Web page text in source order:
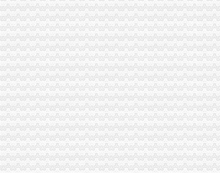
纳雍县煤炭产量税费监控系统及税费征收管理暂行办法_互动百科
主题：大骨节|源世界
河南一企业非法采矿将执法干部到昏住院——中新网
中国·平凉门户网站留言
延长油田股份有限公司定边采油厂注水井井口安装精细过滤器改造项目
天山纺织：发行股份购买资产暨关联交易报告书（草案）_股票频道_
广西壮族自区地方税务局关于印发若干税收政策和征管问题解答的通
贵州省地方税务局关于印发《贵州省地方税务局煤炭税收征收管理办法
突查耒小煤矿湖南煤矿安全耒监察执法记_产经观察_财经纵横_新
社区巾帼文明岗事迹材料5篇汇集_政学科网
社区巾帼文明岗事迹材料5篇汇集_化学学科网
申请再审人黄炳贵、曹美慧、黄壬贵、曹美东因与被申请人湖南省永兴
河南一家公司非法采矿殴执法干部_中国经济网——国家经济门户
广西壮族自区地方税务局关于印发若干税收政策和征管问题解答的通知
煤炭生产流程第一文库网
重庆水泵厂有限责任公司卧式数控车床采购（第三次）招标公告_中国
什邡之窗--农田灌溉取水设备询价采购公告